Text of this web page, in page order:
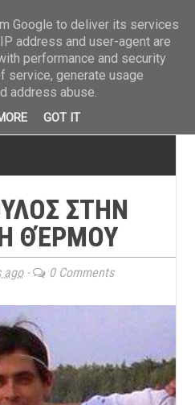
ΣΤΗΝ
ΘΈΡΜΟΥ
ago- 0 Comments
Google to deliver its services
address and user-agent are
performance and security
service, generate usage
address abuse.
GOT IT